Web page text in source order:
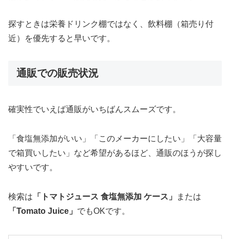
探すときは栄養ドリンク棚ではなく、飲料棚（箱売り付
近）を優先すると早いです。
通販での販売状況
確実性でいえば通販がいちばんスムーズです。
「食塩無添加がいい」「このメーカーにしたい」「大容量
で箱買いしたい」など希望があるほど、通販のほうが探し
やすいです。
検索は 「トマトジュース 食塩無添加 ケース」
または
「Tomato Juice」 でもOKです。